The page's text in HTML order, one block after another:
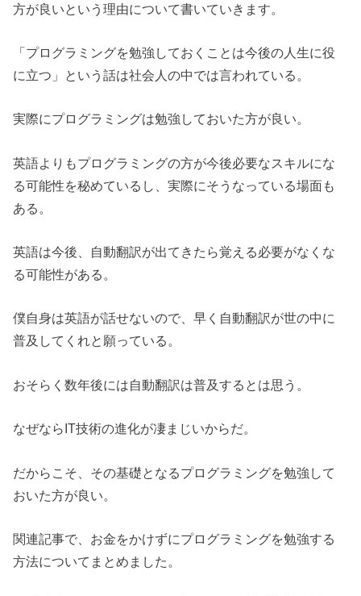
方が良いという理由について書いていきます。
「プログラミングを勉強しておくことは今後の人生に役
に立つ」という話は社会人の中では言われている。
実際にプログラミングは勉強しておいた方が良い。
英語よりもプログラミングの方が今後必要なスキルにな
る可能性を秘めているし、実際にそうなっている場面も
ある。
英語は今後、自動翻訳が出てきたら覚える必要がなくな
る可能性がある。
僕自身は英語が話せないので、早く自動翻訳が世の中に
普及してくれと願っている。
おそらく数年後には自動翻訳は普及するとは思う。
なぜならIT技術の進化が凄まじいからだ。
だからこそ、その基礎となるプログラミングを勉強して
おいた方が良い。
関連記事で、お金をかけずにプログラミングを勉強する
方法についてまとめました。